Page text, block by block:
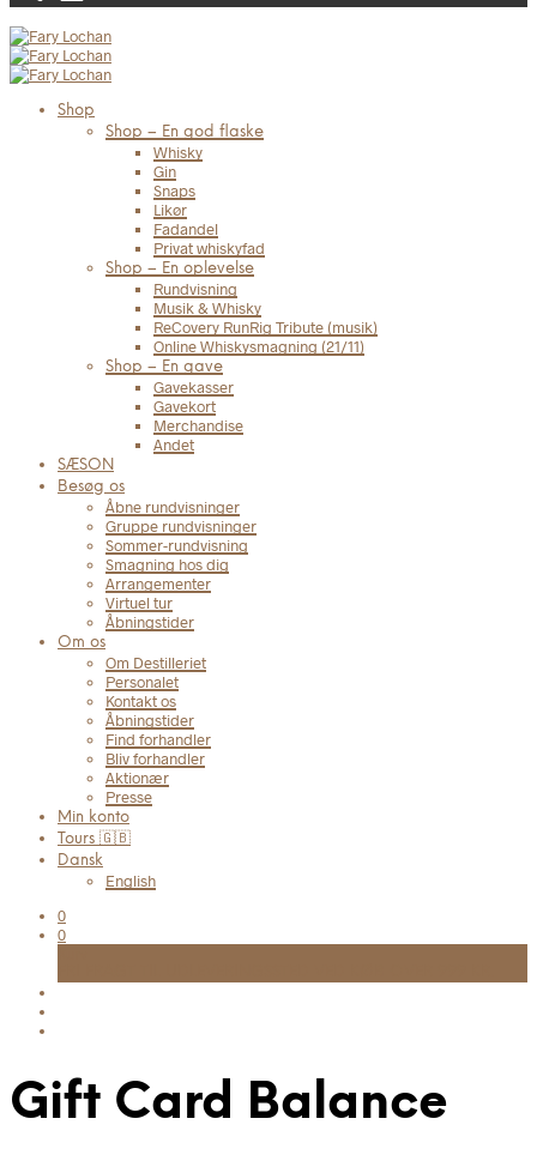
Shop
Shop – En god flaske
Whisky
Gin
Snaps
Likør
Fadandel
Privat whiskyfad
Shop – En oplevelse
Rundvisning
Musik & Whisky
ReCovery RunRig Tribute (musik)
Online Whiskysmagning (21/11)
Shop – En gave
Gavekasser
Gavekort
Merchandise
Andet
SÆSON
Besøg os
Åbne rundvisninger
Gruppe rundvisninger
Sommer-rundvisning
Smagning hos dig
Arrangementer
Virtuel tur
Åbningstider
Om os
Om Destilleriet
Personalet
Kontakt os
Åbningstider
Find forhandler
Bliv forhandler
Aktionær
Presse
Min konto
Tours 🇬🇧
Dansk
English
0
0
Gift Card Balance